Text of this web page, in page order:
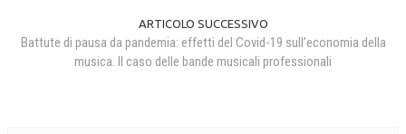
ARTICOLO SUCCESSIVO
Battute di pausa da pandemia: effetti del Covid-19 sull’economia della
musica. Il caso delle bande musicali professionali